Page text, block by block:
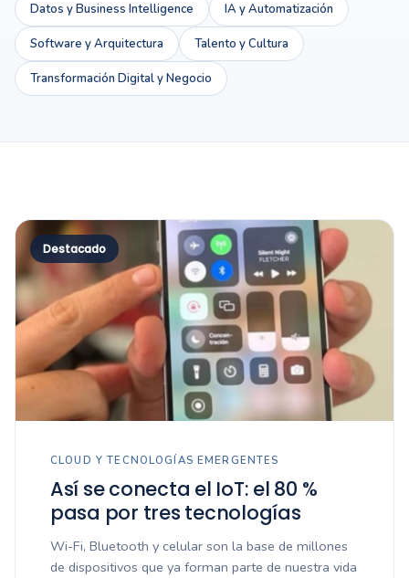
Datos y Business Intelligence IA y Automatización
Software y Arquitectura Talento y Cultura
Transformación Digital y Negocio
Destacado
CLOUD Y TECNOLOGÍAS EMERGENTES
Así se conecta el IoT: el 80 %
pasa por tres tecnologías
Wi-Fi, Bluetooth y celular son la base de millones
de dispositivos que ya forman parte de nuestra vida